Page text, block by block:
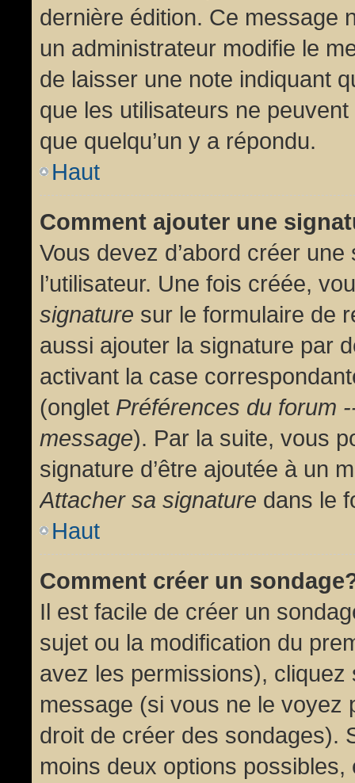
dernière édition. Ce message
un administrateur modifie le
de laisser une note indiquant
que les utilisateurs ne
que quelqu’un y a répondu.
Haut
Comment ajouter une
Vous devez d’abord créer
l’utilisateur. Une fois créée,
signature sur le formulaire de
aussi ajouter la signature par
activant la case
(onglet Préférences du forum
message). Par la suite, vous
signature d’être ajoutée à un
Attacher sa signature dans le
Haut
Comment créer un
Il est facile de créer un
sujet ou la modification du
avez les permissions), cliquez
message (si vous ne le voyez
droit de créer des sondages).
moins deux options